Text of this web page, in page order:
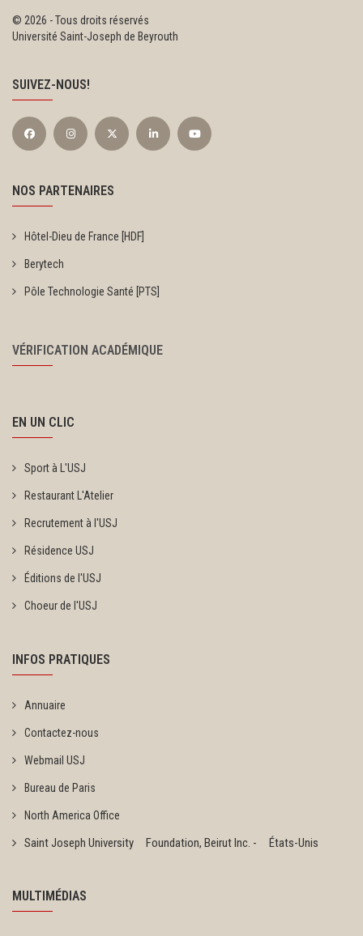
© 2026 - Tous droits réservés
Université Saint-Joseph de Beyrouth
SUIVEZ-NOUS!
NOS PARTENAIRES
Hôtel-Dieu de France [HDF]
Berytech
Pôle Technologie Santé [PTS]
VÉRIFICATION ACADÉMIQUE
EN UN CLIC
Sport à L'USJ
Restaurant L'Atelier
Recrutement à l'USJ
Résidence USJ
Éditions de l'USJ
Choeur de l'USJ
INFOS PRATIQUES
Annuaire
Contactez-nous
Webmail USJ
Bureau de Paris
North America Office
Saint Joseph University Foundation, Beirut Inc. - États-Unis
MULTIMÉDIAS